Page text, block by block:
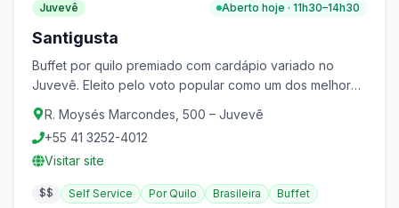
Juvevê Aberto hoje · 11h30–14h30
Santigusta
Buffet por quilo premiado com cardápio variado no
Juvevê. Eleito pelo voto popular como um dos melhores
da cidade, com opções de refeições e sobremesas.
R. Moysés Marcondes, 500 – Juvevê
+55 41 3252-4012
Visitar site
$$ Self Service Por Quilo Brasileira Buffet